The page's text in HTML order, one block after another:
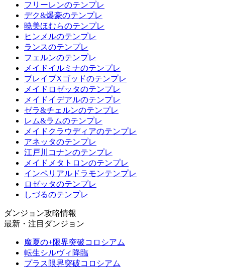
フリーレンのテンプレ
デク&爆豪のテンプレ
暁美ほむらのテンプレ
ヒンメルのテンプレ
ランスのテンプレ
フェルンのテンプレ
メイドイルミナのテンプレ
ブレイブXゴッドのテンプレ
メイドロゼッタのテンプレ
メイドイデアルのテンプレ
ゼラ&チェルンのテンプレ
レム&ラムのテンプレ
メイドクラウディアのテンプレ
アネッタのテンプレ
江戸川コナンのテンプレ
メイドメタトロンのテンプレ
インペリアルドラモンテンプレ
ロゼッタのテンプレ
しづるのテンプレ
ダンジョン攻略情報
最新・注目ダンジョン
魔夏の+限界突破コロシアム
転生シルヴィ降臨
プラス限界突破コロシアム